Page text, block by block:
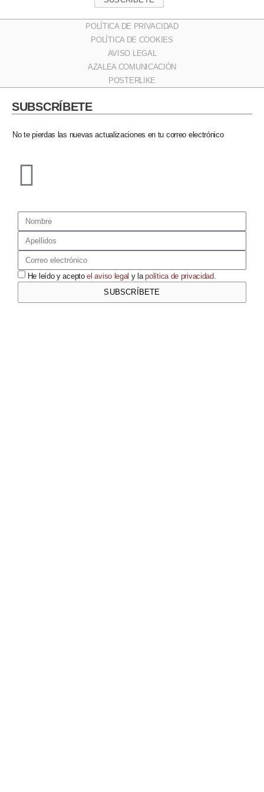
POLÍTICA DE PRIVACIDAD
POLÍTICA DE COOKIES
AVISO LEGAL
AZALEA COMUNICACIÓN
POSTERLIKE
SUBSCRÍBETE​
No te pierdas las nuevas actualizaciones en tu correo electrónico​
He leído y aceptoel aviso legal y lapolítica de privacidad.
SUBSCRÍBETE